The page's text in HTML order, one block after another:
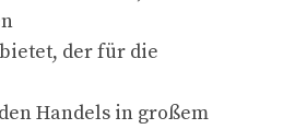
der für die
Handels in großem